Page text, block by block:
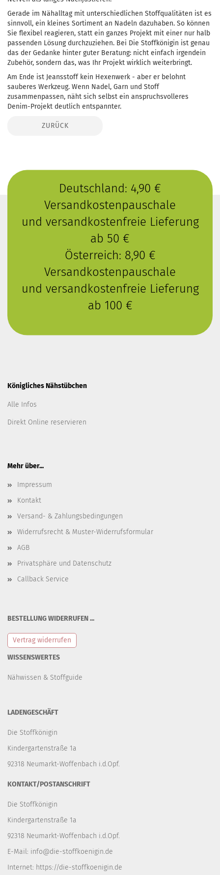
Gerade im Nähalltag mit unterschiedlichen Stoffqualitäten ist es
sinnvoll, ein kleines Sortiment an Nadeln dazuhaben. So können
Sie flexibel reagieren, statt ein ganzes Projekt mit einer nur halb
passenden Lösung durchzuziehen. Bei Die Stoffkönigin ist genau
das der Gedanke hinter guter Beratung: nicht einfach irgendein
Zubehör, sondern das, was Ihr Projekt wirklich weiterbringt.
Am Ende ist Jeansstoff kein Hexenwerk - aber er belohnt
sauberes Werkzeug. Wenn Nadel, Garn und Stoff
zusammenpassen, näht sich selbst ein anspruchsvolleres
Denim-Projekt deutlich entspannter.
ZURÜCK
Deutschland: 4,90 €
Versandkostenpauschale
und versandkostenfreie Lieferung
ab 50 €
Österreich: 8,90 €
Versandkostenpauschale
und versandkostenfreie Lieferung
ab 100 €
Königliches Nähstübchen
Alle Infos
Direkt Online reservieren
Mehr über...
Impressum
Kontakt
Versand- & Zahlungsbedingungen
Widerrufsrecht & Muster-Widerrufsformular
AGB
Privatsphäre und Datenschutz
Callback Service
BESTELLUNG WIDERRUFEN ...
Vertrag widerrufen
WISSENSWERTES
Nähwissen & Stoffguide
LADENGESCHÄFT
Die Stoffkönigin
Kindergartenstraße 1a
92318 Neumarkt-Woffenbach i.d.Opf.
KONTAKT/POSTANSCHRIFT
Die Stoffkönigin
Kindergartenstraße 1a
92318 Neumarkt-Woffenbach i.d.Opf.
E-Mail: info@die-stoffkoenigin.de
Internet: https://die-stoffkoenigin.de